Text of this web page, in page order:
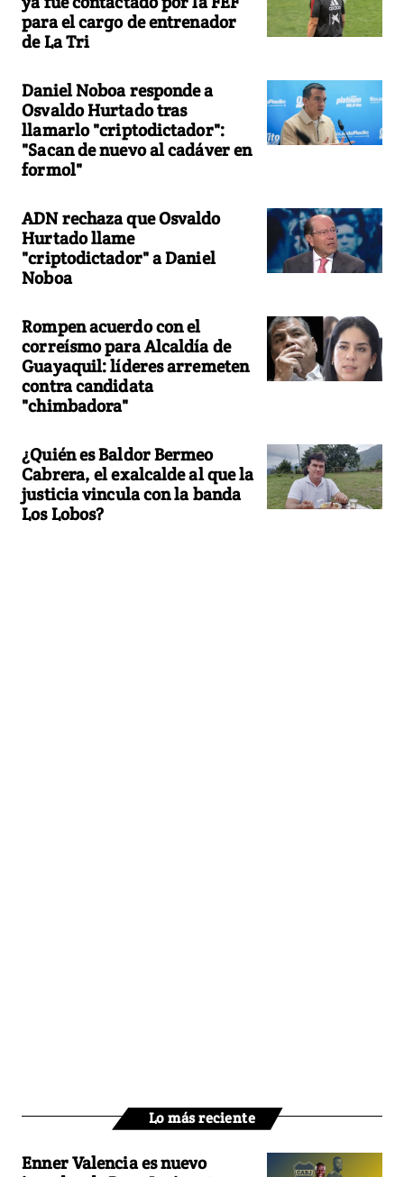
para el cargo de entrenador
de La Tri
Daniel Noboa responde a
Osvaldo Hurtado tras
llamarlo "criptodictador":
"Sacan de nuevo al cadáver en
formol"
ADN rechaza que Osvaldo
Hurtado llame
"criptodictador" a Daniel
Noboa
Rompen acuerdo con el
correísmo para Alcaldía de
Guayaquil: líderes arremeten
contra candidata
"chimbadora"
¿Quién es Baldor Bermeo
Cabrera, el exalcalde al que la
justicia vincula con la banda
Los Lobos?
Lo más reciente
Enner Valencia es nuevo